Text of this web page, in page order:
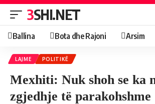
3SHI.NET
Ballina Bota dhe Rajoni Arsim
LAJME POLITIKË
Mexhiti: Nuk shoh se ka
zgjedhje të parakohshme